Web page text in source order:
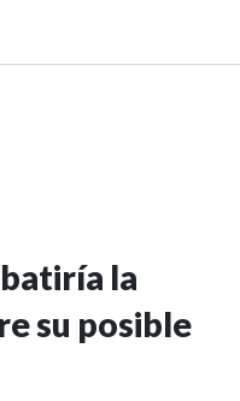
la
su posible